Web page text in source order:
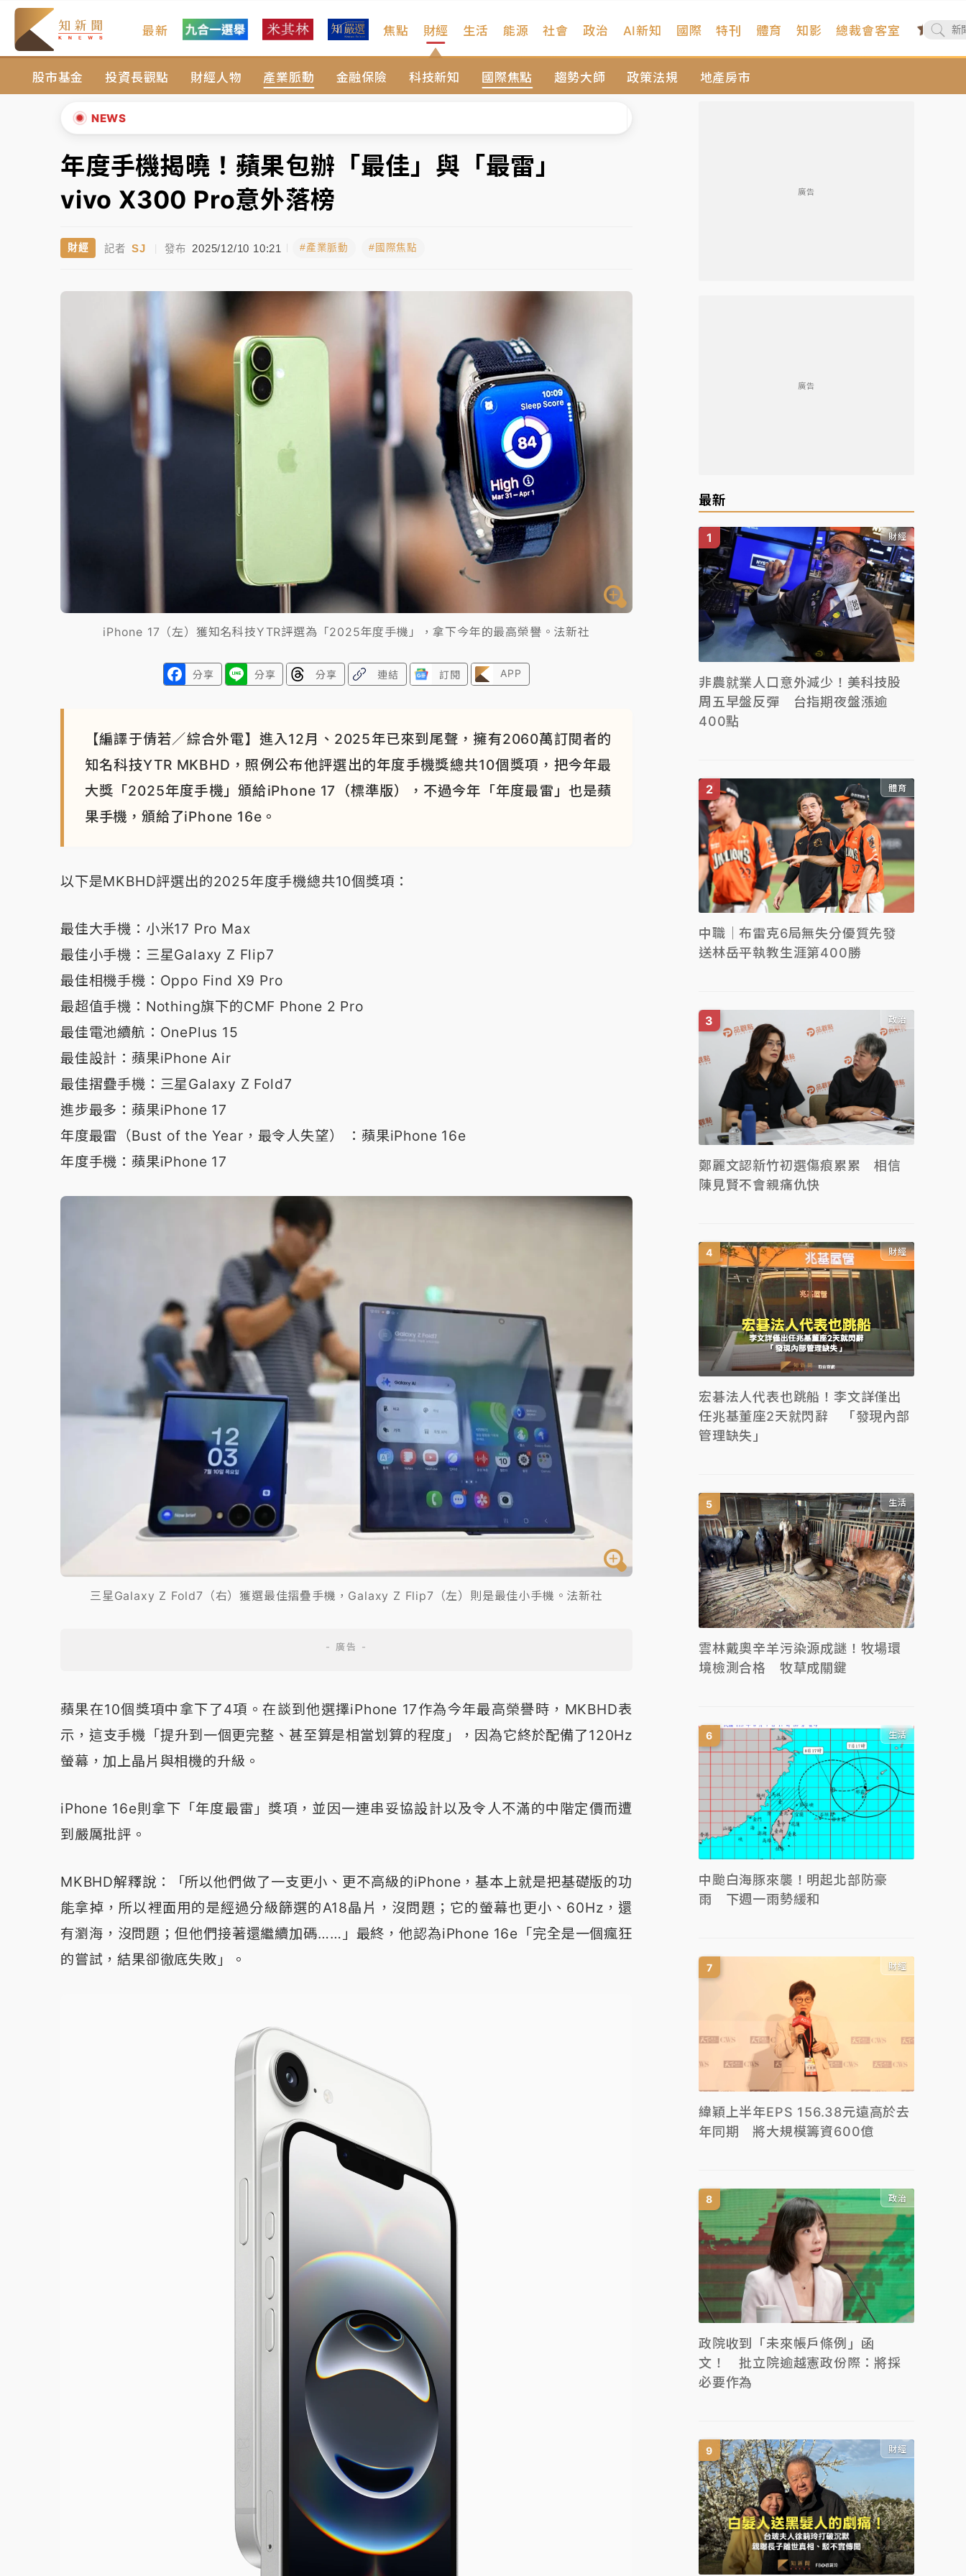
最新 焦點 財經
股市基金 投資長觀點 財經人物 產業脈動 金融保險 科技新知 國際焦點 趨勢大師 政策法規 地產房市
生活 能源 社會 政治 AI新知 國際 特刊 體育 知影 總裁會客室
NEWS
暑假過三周才推「E宿新北打卡趣」！抽獎程序複雜 觀旅局回應了
中信慈善基金會想增加董事人數！辜仲諒向法院聲請遭駁 理由曝光
故宮《龍藏經》特展第2檔！今線上預約開賣一度塞車 周六起展出延長至晚上7時
台東農業處長涉圖利渡假村！東檢抗告成功 今重開羈押庭
女律師陳昱瑄詐慈濟10億！黃金158kg遭查扣畫面曝光
中信慈善基金會想增加董事人數！辜仲諒向法院聲請遭駁 理由曝光
故宮《龍藏經》特展第2檔！今線上預約開賣一度塞車 周六起展出延長至晚上7時
台東農業處長涉圖利渡假村！東檢抗告成功 今重開羈押庭
父親節泡湯了！中颱白海豚雨彈轟3天 「紅到發紫」降雨熱區曝
▲
▼
年度手機揭曉！蘋果包辦「最佳」與「最雷」
vivo X300 Pro意外落榜
財經 記者 SJ | 發布 2025/12/10 10:21 #產業脈動 #國際焦點
iPhone 17（左）獲知名科技YTR評選為「2025年度手機」，拿下今年的最高榮譽。法新社
分享 分享 分享 連結 訂閱 APP
【編譯于倩若／綜合外電】進入12月、2025年已來到尾聲，擁有2060萬訂閱者的
知名科技YTR MKBHD，照例公布他評選出的年度手機獎總共10個獎項，把今年最
大獎「2025年度手機」頒給iPhone 17（標準版），不過今年「年度最雷」也是蘋
果手機，頒給了iPhone 16e。
以下是MKBHD評選出的2025年度手機總共10個獎項：
最佳大手機：小米17 Pro Max
最佳小手機：三星Galaxy Z Flip7
最佳相機手機：Oppo Find X9 Pro
最超值手機：Nothing旗下的CMF Phone 2 Pro
最佳電池續航：OnePlus 15
最佳設計：蘋果iPhone Air
最佳摺疊手機：三星Galaxy Z Fold7
進步最多：蘋果iPhone 17
年度最雷（Bust of the Year，最令人失望） ：蘋果iPhone 16e
年度手機：蘋果iPhone 17
三星Galaxy Z Fold7（右）獲選最佳摺疊手機，Galaxy Z Flip7（左）則是最佳小手機。法新社
蘋果在10個獎項中拿下了4項。在談到他選擇iPhone 17作為今年最高榮譽時，MKBHD表
示，這支手機「提升到一個更完整、甚至算是相當划算的程度」，因為它終於配備了120Hz
螢幕，加上晶片與相機的升級。
iPhone 16e則拿下「年度最雷」獎項，並因一連串妥協設計以及令人不滿的中階定價而遭
到嚴厲批評。
MKBHD解釋說：「所以他們做了一支更小、更不高級的iPhone，基本上就是把基礎版的功
能拿掉，所以裡面用的是經過分級篩選的A18晶片，沒問題；它的螢幕也更小、60Hz，還
有瀏海，沒問題；但他們接著還繼續加碼……」最終，他認為iPhone 16e「完全是一個瘋狂
的嘗試，結果卻徹底失敗」。
廣告
廣告
最新
財經
非農就業人口意外減少！美科技股
周五早盤反彈 台指期夜盤漲逾
400點
體育
中職｜布雷克6局無失分優質先發
送林岳平執教生涯第400勝
政治
鄭麗文認新竹初選傷痕累累 相信
陳見賢不會親痛仇快
財經
宏碁法人代表也跳船！李文詳僅出
任兆基董座2天就閃辭 「發現內部
管理缺失」
生活
雲林戴奧辛羊污染源成謎！牧場環
境檢測合格 牧草成關鍵
生活
中颱白海豚來襲！明起北部防豪
雨 下週一雨勢緩和
財經
緯穎上半年EPS 156.38元遠高於去
年同期 將大規模籌資600億
政治
政院收到「未來帳戶條例」函
文！ 批立院逾越憲政份際：將採
必要作為
財經